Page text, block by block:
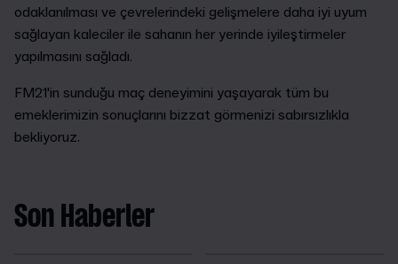
odaklanılması ve çevrelerindeki gelişmelere daha iyi uyum
sağlayan kaleciler ile sahanın her yerinde iyileştirmeler
yapılmasını sağladı.
FM21'in sunduğu maç deneyimini yaşayarak tüm bu
emeklerimizin sonuçlarını bizzat görmenizi sabırsızlıkla
bekliyoruz.
Son Haberler